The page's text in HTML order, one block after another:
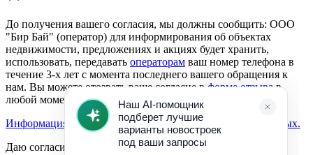
До получения вашего согласия, мы должны сообщить: ООО
"Бир Бай" (оператор) для информирования об объектах
недвижимости, предложениях и акциях будет хранить,
использовать, передавать операторам ваш номер телефона в
течение 3-х лет с момента последнего вашего обращения к
нам. Вы можете отозвать ваше согласие вформе отзывав
любой момент.
Информация о согласии на обработку персональных данных.
Даю согласие: